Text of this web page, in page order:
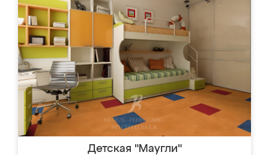
Детская "Маугли"